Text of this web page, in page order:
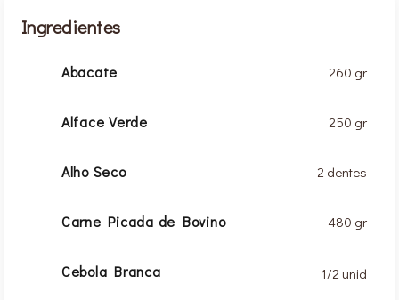
Ingredientes
Abacate 260 gr
Alface Verde 250 gr
Alho Seco 2 dentes
Carne Picada de Bovino 480 gr
Cebola Branca 1/2 unid